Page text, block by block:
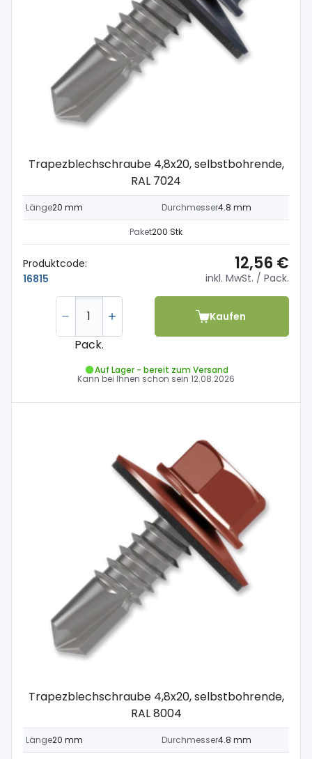
Trapezblechschraube 4,8x20, selbstbohrende,
RAL 7024
Länge20 mm Durchmesser4.8 mm
Paket200 Stk
Produktcode:
16815
12,56 €
inkl. MwSt. / Pack.
Pack.
Kaufen
Auf Lager - bereit zum Versand
Kann bei Ihnen schon sein 12.08.2026
Trapezblechschraube 4,8x20, selbstbohrende,
RAL 8004
Länge20 mm Durchmesser4.8 mm